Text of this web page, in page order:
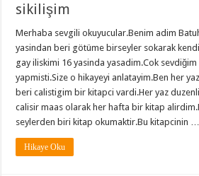
sikilişim
Merhaba sevgili okuyucular.Benim adim
yasindan beri götüme birseyler sokarak
gay iliskimi 16 yasinda yasadim.Cok
yapmisti.Size o hikayeyi anlatayim.Ben her
beri calistigim bir kitapci vardi.Her yaz
calisir maas olarak her hafta bir kitap
seylerden biri kitap okumaktir.Bu kitapcinin …
Hikaye Oku